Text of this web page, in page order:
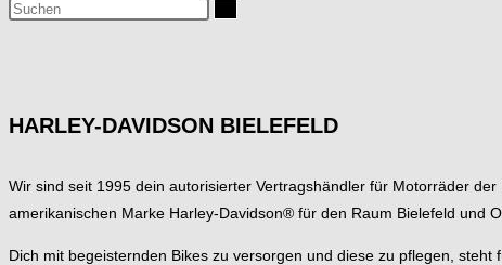
HARLEY-DAVIDSON BIELEFELD
Wir sind seit 1995 dein autorisierter Vertragshändler für Motorräder der
amerikanischen Marke Harley-Davidson® für den Raum Bielefeld und
Dich mit begeisternden Bikes zu versorgen und diese zu pflegen, steht